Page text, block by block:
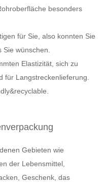
besonders
für Sie, also konnten Sie
wünschen.
Elastizität, sich zu
für Langstreckenlieferung.
Gebieten wie
der Lebensmittel,
Geschenk, das